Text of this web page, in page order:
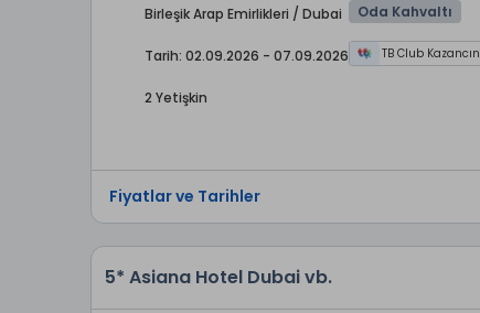
Birleşik Arap Emirlikleri / Dubai
Tarih: 02.09.2026 - 07.09.2026
2 Yetişkin
Oda Kahvaltı
TB Club Kazancın
Fiyatlar ve Tarihler
5* Asiana Hotel Dubai vb.